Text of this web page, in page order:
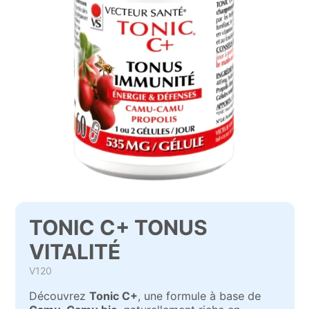
TONIC C+ TONUS
VITALITÉ
V120
DécouvrezTonic C+, une formule à base de